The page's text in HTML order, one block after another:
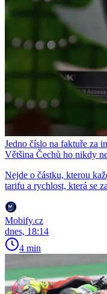
Jedno číslo na faktuře za
Většina Čechů ho nikdy
Nejde o částku, kterou
tarifu a rychlost, která se
Mobify.cz
dnes, 18:14
4 min